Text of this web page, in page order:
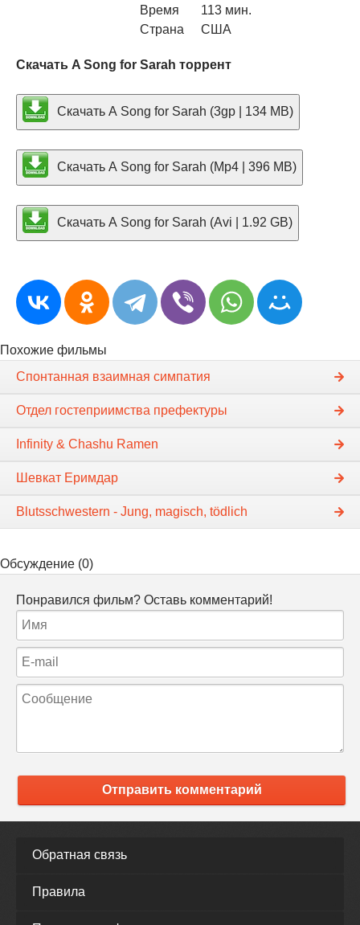
Время
113 мин.
Страна
США
Скачать A Song for Sarah торрент
Скачать A Song for Sarah (3gp | 134 MB)
Скачать A Song for Sarah (Mp4 | 396 MB)
Скачать A Song for Sarah (Avi | 1.92 GB)
Похожие фильмы
Спонтанная взаимная симпатия
Отдел гостеприимства префектуры
Infinity & Chashu Ramen
Шевкат Еримдар
Blutsschwestern - Jung, magisch, tödlich
Обсуждение (0)
Понравился фильм? Оставь комментарий!
Отправить комментарий
Обратная связь
Правила